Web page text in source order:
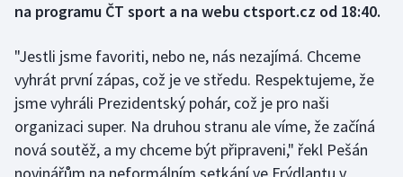
Dostihy
Florbal
Futsal
Golf
na programu ČT sport a na webu ctsport.cz od 18:40.
"Jestli jsme favoriti, nebo ne, nás nezajímá. Chceme
vyhrát první zápas, což je ve středu. Respektujeme, že
jsme vyhráli Prezidentský pohár, což je pro naši
organizaci super. Na druhou stranu ale víme, že začíná
nová soutěž, a my chceme být připraveni," řekl Pešán